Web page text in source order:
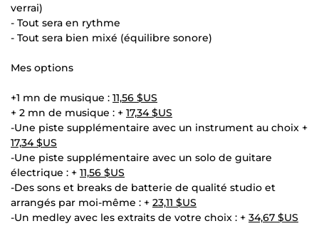
verrai)
- Tout sera en rythme
- Tout sera bien mixé (équilibre sonore)
Mes options
+1 mn de musique : 11,56 $US
+ 2 mn de musique : + 17,34 $US
-Une piste supplémentaire avec un instrument au choix +
17,34 $US
-Une piste supplémentaire avec un solo de guitare
électrique : + 11,56 $US
-Des sons et breaks de batterie de qualité studio et
arrangés par moi-même : + 23,11 $US
-Un medley avec les extraits de votre choix : + 34,67 $US